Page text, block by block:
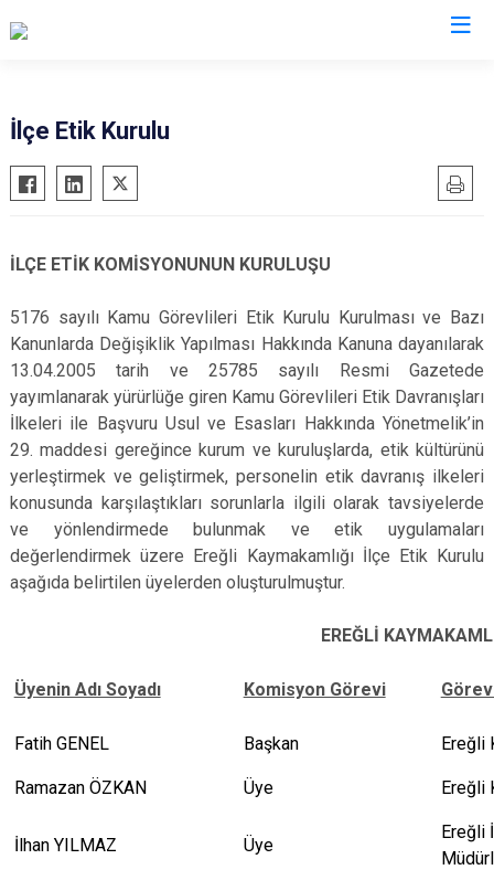
Ahırlı
Akören
Altınekin
Beyşehir
Bozkır
Çeltik
Cihanbeyli
Çumra
Derbent
Derebucak
Güneysınır
Hadim
Halkapınar
Hüyük
Ilgın
Kadınhanı
Karapınar
Karatay
Seydişehir
Taşkent
Tuzlukçu
Yalıhüyük
Yunak
İlçe Etik Kurulu
İLÇE ETİK KOMİSYONUNUN KURULUŞU
5176 sayılı Kamu Görevlileri Etik Kurulu Kurulması ve Bazı
Kanunlarda Değişiklik Yapılması Hakkında Kanuna dayanılarak
13.04.2005 tarih ve 25785 sayılı Resmi Gazetede
yayımlanarak yürürlüğe giren Kamu Görevlileri Etik Davranışları
İlkeleri ile Başvuru Usul ve Esasları Hakkında Yönetmelik’in
29. maddesi gereğince kurum ve kuruluşlarda, etik kültürünü
yerleştirmek ve geliştirmek, personelin etik davranış ilkeleri
konusunda karşılaştıkları sorunlarla ilgili olarak tavsiyelerde
ve yönlendirmede bulunmak ve etik uygulamaları
değerlendirmek üzere Ereğli Kaymakamlığı İlçe Etik Kurulu
aşağıda belirtilen üyelerden oluşturulmuştur.
EREĞLİ
Üyenin Adı Soyadı Komisyon Görevi
Fatih GENEL Başkan Ereğli
Ramazan ÖZKAN Üye Ereğli
İlhan YILMAZ Üye
Ereğli